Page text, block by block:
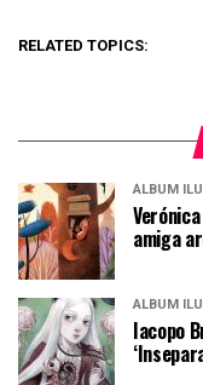
RELATED TOPICS:
ÁLBUM
amiga
ÁLBUM
Iacopo